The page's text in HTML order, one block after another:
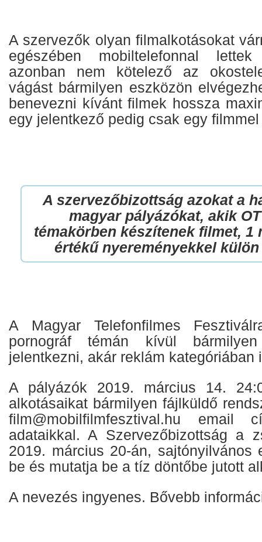
A szervezők olyan filmalkotásokat
egészében mobiltelefonnal
azonban nem kötelező az
vágást bármilyen eszközön
benevezni kívánt filmek hossza
egy jelentkező pedig csak egy
A szervezőbizottság azokat a
magyar pályázókat, akik
témakörben készítenek filmet, 1
értékű nyereményekkel
A Magyar Telefonfilmes
pornográf témán kívül
jelentkezni, akár reklám kategóriában
A pályázók 2019. március 14.
alkotásaikat bármilyen fájlküldő
film@mobilfilmfesztival.hu email
adataikkal. A Szervezőbizottság a
2019. március 20-án, sajtónyilvános
be és mutatja be a tíz döntőbe jutott
A nevezés ingyenes. Bővebb